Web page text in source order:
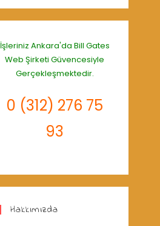
İşleriniz Ankara'da Bill Gates
Web Şirketi Güvencesiyle
Gerçekleşmektedir.
0 (312) 276 75
93
Hakkımızda